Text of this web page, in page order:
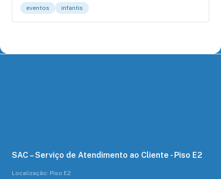
eventos infantis
SAC – Serviço de Atendimento ao Cliente - Piso E2
Localização: Piso E2